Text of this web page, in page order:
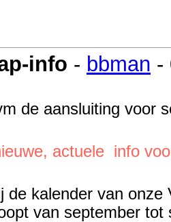
info - bbman -
de aansluiting voor
actuele info
de kalender van
van september tot